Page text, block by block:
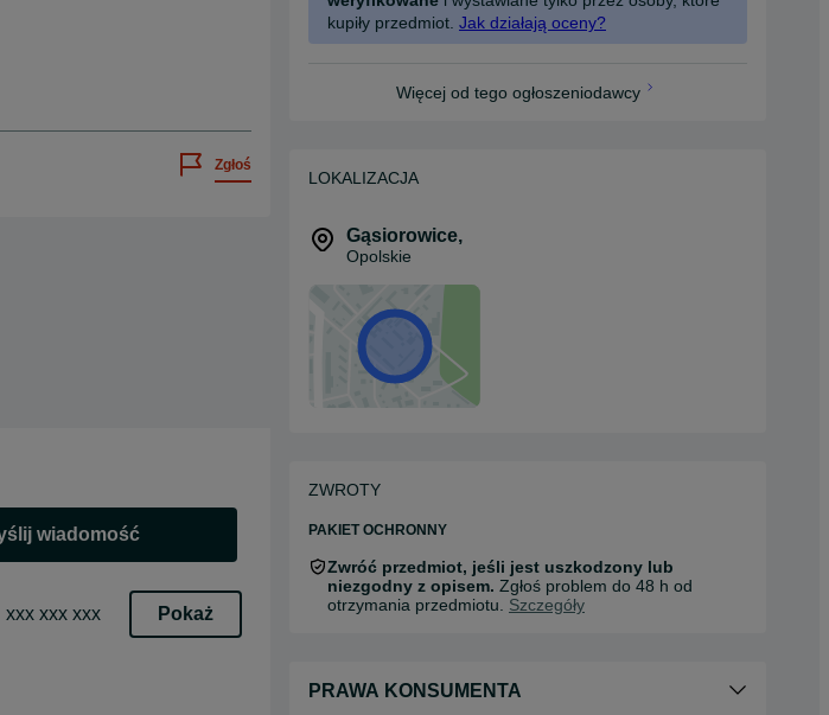
Zgłoś
wiadomość
xxx xxx xxx Pokaż
kupiły przedmiot. Jak działają oceny?
Więcej od tego ogłoszeniodawcy
LOKALIZACJA
Gąsiorowice,
Opolskie
ZWROTY
PAKIET OCHRONNY
Zwróć przedmiot, jeśli jest uszkodzony lub
niezgodny z opisem. Zgłoś problem do 48 h od
otrzymania przedmiotu. Szczegóły
PRAWA KONSUMENTA